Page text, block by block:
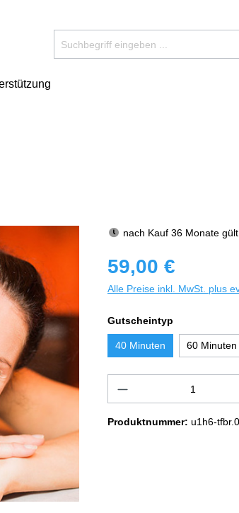
nach Kauf 36 Monate
59,00 €
Alle Preise inkl. MwSt. plus
Gutscheintyp
40 Minuten 60 Minuten
Produktnummer: u1h6-tfbr.0